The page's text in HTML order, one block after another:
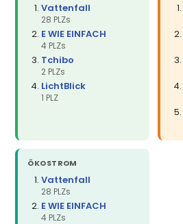
Vattenfall
28 PLZs
E WIE EINFACH
4 PLZs
Tchibo
2 PLZs
LichtBlick
1 PLZ
ÖKOSTROM
Vattenfall
28 PLZs
E WIE EINFACH
4 PLZs